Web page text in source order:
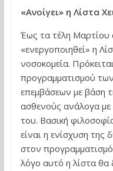
«Ανοίγει» η Λίστα
Έως τα τέλη Μαρτίου
«ενεργοποιηθεί» η
νοσοκομεία.
προγραμματισμού
επεμβάσεων με βάση
ασθενούς ανάλογα
του. Βασική
είναι η ενίσχυση της
στον
λόγο αυτό η λίστα θα